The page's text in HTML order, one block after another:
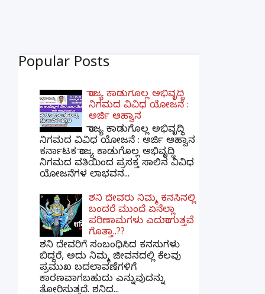
Popular Posts
ರಾಜ್ಯ ಕಾಡುಗೊಲ್ಲ ಅಭಿವೃದ್ಧಿ
ನಿಗಮದ ವಿವಿಧ ಯೋಜನೆ :
ಅರ್ಜಿ ಆಹ್ವಾನ
ರಾಜ್ಯ ಕಾಡುಗೊಲ್ಲ ಅಭಿವೃದ್ಧಿ
ನಿಗಮದ ವಿವಿಧ ಯೋಜನೆ : ಅರ್ಜಿ ಆಹ್ವಾನ
ಕರ್ನಾಟಕ ರಾಜ್ಯ ಕಾಡುಗೊಲ್ಲ ಅಭಿವೃದ್ಧಿ
ನಿಗಮದ ವತಿಯಿಂದ ಪ್ರಸಕ್ತ ಸಾಲಿನ ವಿವಿಧ
ಯೋಜನೆಗಳ ಲಾಭವನ...
ಶನಿ ದೇವರು ನಿಮ್ಮ ಕನಸಿನಲ್ಲಿ
ಬಂದರೆ ಮುಂದೆ ಏನೆಲ್ಲಾ
ಪರಿಣಾಮಗಳು ಎದುರಾಗುತ್ತವೆ
ಗೊತ್ತಾ..??
ಶನಿ ದೇವರಿಗೆ ಸಂಬಂಧಿಸಿದ ಕನಸುಗಳು
ಬಿದ್ದರೆ, ಅದು ನಿಮ್ಮ ಜೀವನದಲ್ಲಿ ಕೆಲವು
ಪ್ರಮುಖ ಬದಲಾವಣೆಗಳಿಗೆ
ಕಾರಣವಾಗಬಹುದು ಎನ್ನುವುದನ್ನು
ತೋರಿಸುತ್ತದೆ. ಶನಿದ...